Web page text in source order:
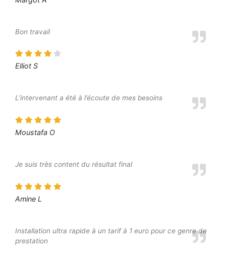
Bon travail
Elliot S
L’intervenant a été à l’écoute de mes besoins
Moustafa O
Je suis très content du résultat final
Amine L
Installation ultra rapide à un tarif à 1 euro pour ce genre de
prestation